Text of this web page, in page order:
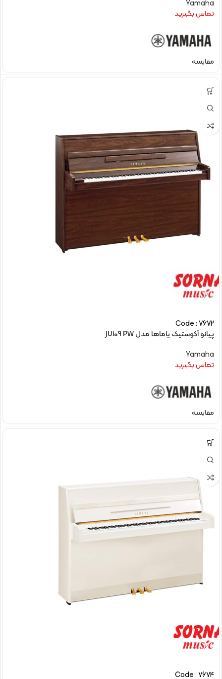
Yamaha
تماس بگیرید
مقایسه
Code : 7672
پیانو آکوستیک یاماها مدل JU109 PW
Yamaha
تماس بگیرید
مقایسه
Code : 7674